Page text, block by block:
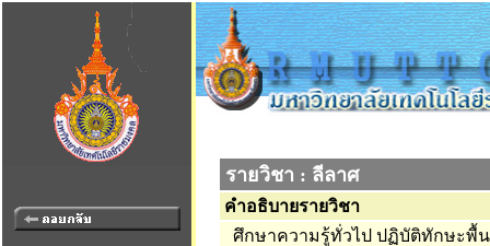
รายวิชา : ลีลาศ
คำอธิบายรายวิชา
ศึกษาความรู้ทั่วไป ปฏิบัติทักษะพื้น